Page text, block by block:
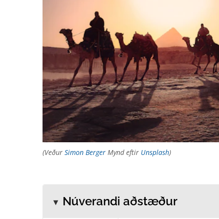
(Veður Simon Berger Mynd eftir Unsplash)
Núverandi aðstæður